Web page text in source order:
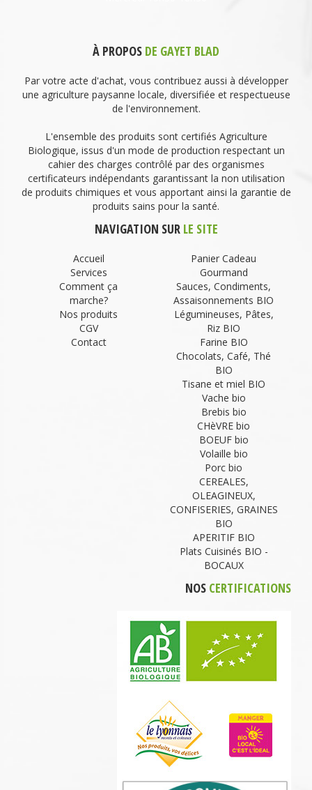
À PROPOS DE GAYET BLAD
Par votre acte d'achat, vous contribuez aussi à développer
une agriculture paysanne locale, diversifiée et respectueuse
de l'environnement.
L'ensemble des produits sont certifiés Agriculture
Biologique, issus d'un mode de production respectant un
cahier des charges contrôlé par des organismes
certificateurs indépendants garantissant la non utilisation
de produits chimiques et vous apportant ainsi la garantie de
produits sains pour la santé.
NAVIGATION SUR LE SITE
Accueil
Services
Comment ça
marche?
Nos produits
CGV
Contact
Panier Cadeau
Gourmand
Sauces, Condiments,
Assaisonnements BIO
Légumineuses, Pâtes,
Riz BIO
Farine BIO
Chocolats, Café, Thé
BIO
Tisane et miel BIO
Vache bio
Brebis bio
CHèVRE bio
BOEUF bio
Volaille bio
Porc bio
CEREALES,
OLEAGINEUX,
CONFISERIES, GRAINES
BIO
APERITIF BIO
Plats Cuisinés BIO -
BOCAUX
NOS CERTIFICATIONS